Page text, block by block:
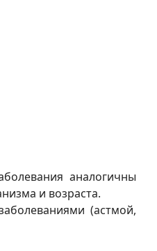
аналогичны
и возраста.
(астмой,